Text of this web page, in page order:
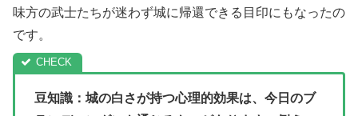
味方の武士たちが迷わず城に帰還できる目印にもなったの
です。
豆知識：城の白さが持つ心理的効果は、今日のブ